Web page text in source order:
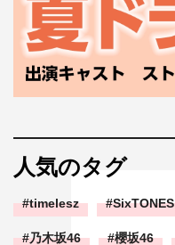
人気のタグ
timelesz SixTONES
乃木坂46 櫻坂46